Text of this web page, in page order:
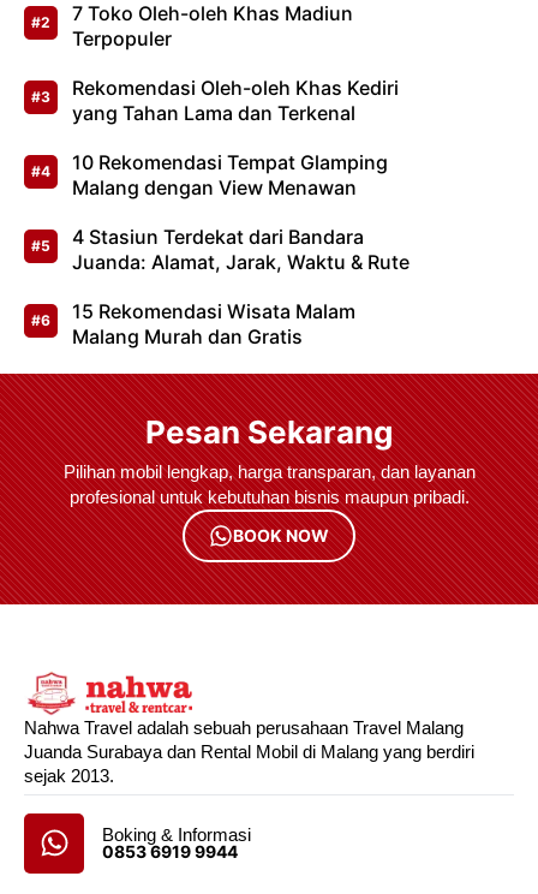
7 Toko Oleh-oleh Khas Madiun
Terpopuler
Rekomendasi Oleh-oleh Khas Kediri
yang Tahan Lama dan Terkenal
10 Rekomendasi Tempat Glamping
Malang dengan View Menawan
4 Stasiun Terdekat dari Bandara
Juanda: Alamat, Jarak, Waktu & Rute
15 Rekomendasi Wisata Malam
Malang Murah dan Gratis
Pesan Sekarang
Pilihan mobil lengkap, harga transparan, dan layanan
profesional untuk kebutuhan bisnis maupun pribadi.
BOOK NOW
Nahwa Travel adalah sebuah perusahaan Travel Malang
Juanda Surabaya dan Rental Mobil di Malang yang berdiri
sejak 2013.
Boking & Informasi
0853 6919 9944